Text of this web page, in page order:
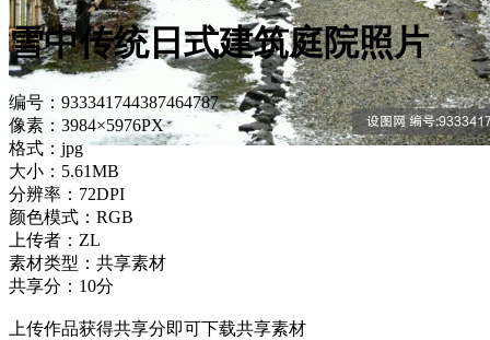
雪中传统日式建筑庭院照片
编号：933341744387464787
像素：3984×5976PX
格式：jpg
大小：5.61MB
分辨率：72DPI
颜色模式：RGB
上传者：ZL
素材类型：共享素材
共享分：10分
上传作品获得共享分即可下载共享素材